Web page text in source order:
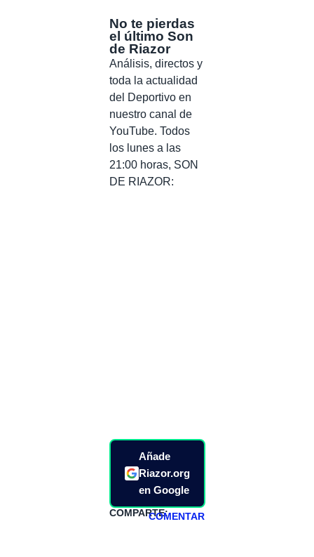
No te pierdas
el último Son
de Riazor
Análisis, directos y
toda la actualidad
del Deportivo en
nuestro canal de
YouTube. Todos
los lunes a las
21:00 horas, SON
DE RIAZOR:
Añade
Riazor.org
en Google
COMPARTE:COMENTAR